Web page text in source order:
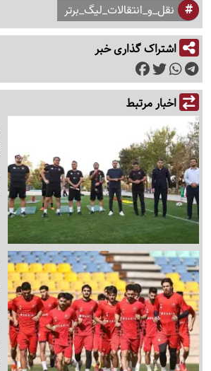
نقل_و_انتقالات_لیگ_برتر
اشتراک گذاری خبر
اخبار مرتبط